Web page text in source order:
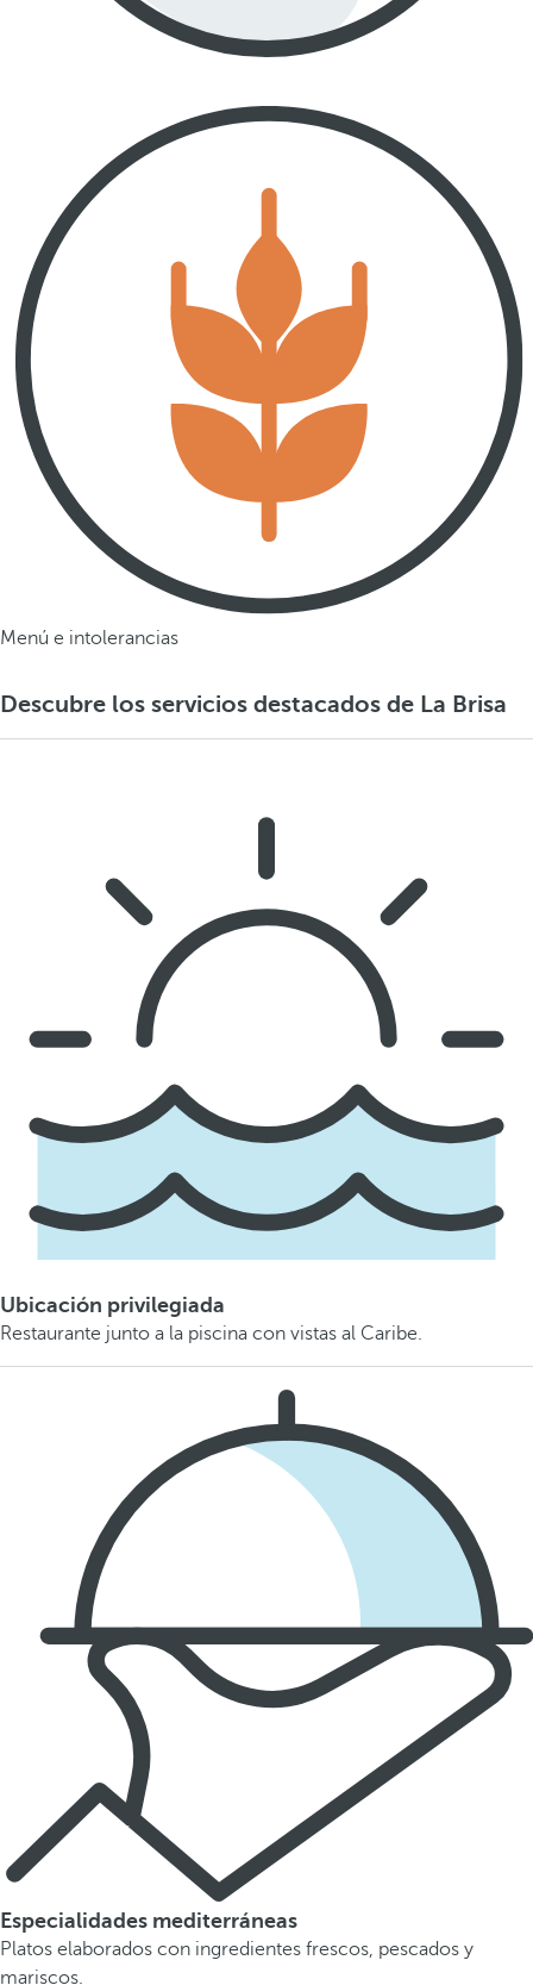
Menú e intolerancias
Descubre los servicios destacados de La Brisa
Ubicación privilegiada
Restaurante junto a la piscina con vistas al Caribe.
Especialidades mediterráneas
Platos elaborados con ingredientes frescos, pescados y
mariscos.